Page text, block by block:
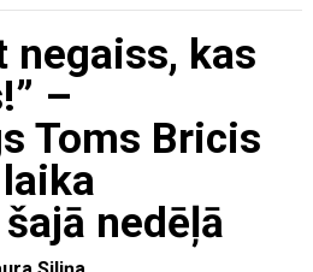
negaiss, kas
–
Toms Bricis
nedēļā